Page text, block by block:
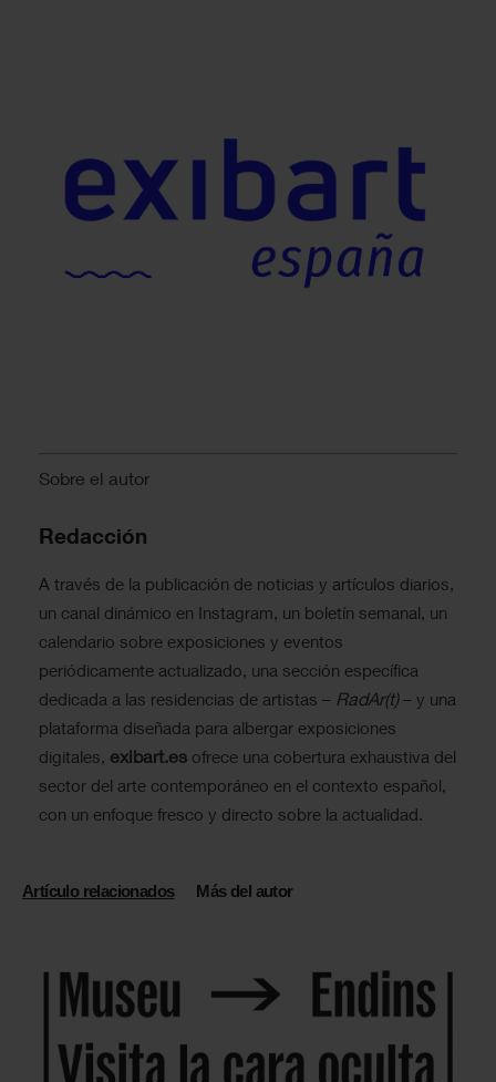
Sobre el autor
Redacción
A través de la publicación de noticias y artículos diarios,
un canal dinámico en Instagram, un boletín semanal, un
calendario sobre exposiciones y eventos
periódicamente actualizado, una sección específica
dedicada a las residencias de artistas – RadAr(t)– y una
plataforma diseñada para albergar exposiciones
digitales, exibart.es ofrece una cobertura exhaustiva del
sector del arte contemporáneo en el contexto español,
con un enfoque fresco y directo sobre la actualidad.
Artículo relacionados Más del autor